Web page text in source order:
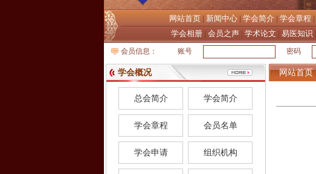
网站首页 新闻中心 学会简介 学会章程
学会相册| 会员之声| 学术论文 易医知识
会员信息： 账号 密码
学会概况
总会简介 学会简介
学会章程 会员名单
学会申请 组织机构
网站首页